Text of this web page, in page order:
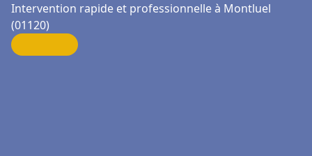
Intervention rapide et professionnelle à Montluel
(01120)